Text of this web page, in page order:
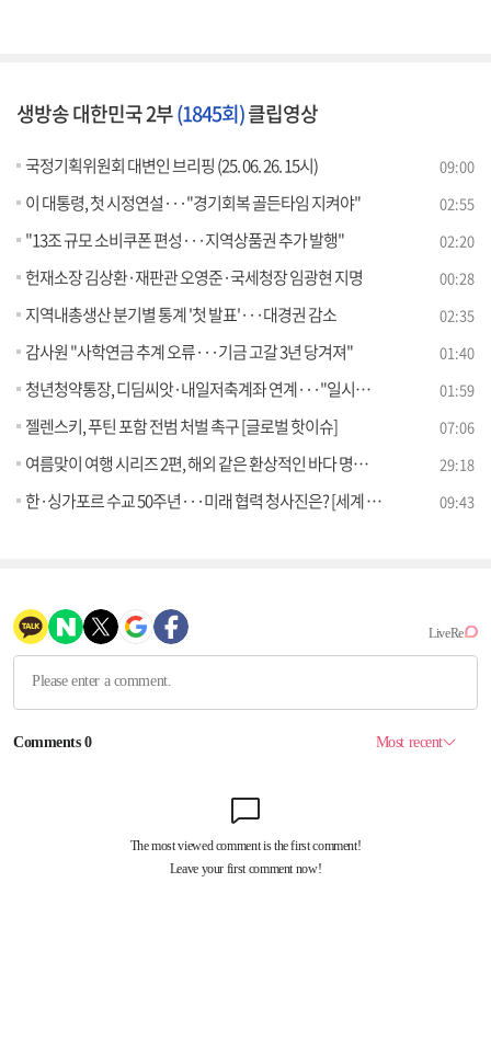
생방송 대한민국 2부(1845회)클립영상
국정기획위원회 대변인 브리핑 (25. 06. 26. 15시) 09:00
이 대통령, 첫 시정연설···"경기회복 골든타임 지켜야" 02:55
"13조 규모 소비쿠폰 편성···지역상품권 추가 발행" 02:20
헌재소장 김상환·재판관 오영준·국세청장 임광현 지명 00:28
지역내총생산 분기별 통계 '첫 발표'···대경권 감소 02:35
감사원 "사학연금 추계 오류···기금 고갈 3년 당겨져" 01:40
청년청약통장, 디딤씨앗·내일저축계좌 연계···"일시납 허용" 01:59
젤렌스키, 푸틴 포함 전범 처벌 촉구 [글로벌 핫이슈] 07:06
여름맞이 여행 시리즈 2편, 해외 같은 환상적인 바다 명소! [여행을 떠나요] 29:18
한·싱가포르 수교 50주년···미래 협력 청사진은? [세계 속 한국] 09:43